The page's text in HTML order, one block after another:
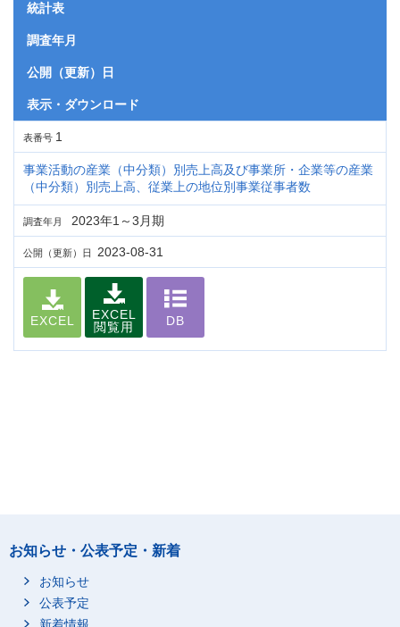
統計表
調査年月
公開（更新）日
表示・ダウンロード
表番号 1
事業活動の産業（中分類）別売上高及び事業所・企業等の産業
（中分類）別売上高、従業上の地位別事業従事者数
調査年月 2023年1～3月期
公開（更新）日 2023-08-31
EXCEL
EXCEL
閲覧用
DB
お知らせ・公表予定・新着
お知らせ
公表予定